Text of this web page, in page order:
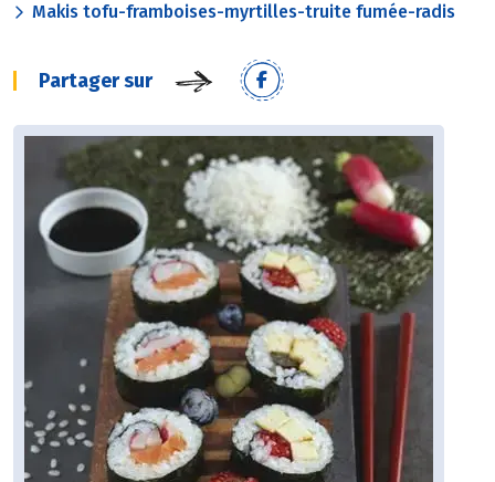
Makis tofu-framboises-myrtilles-truite fumée-radis
Partager sur